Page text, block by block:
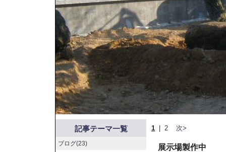
1 2 次>
展示場製作中
記事テーマ一覧
ブログ(23)